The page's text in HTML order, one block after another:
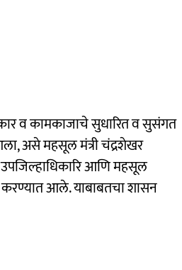
व कामकाजाचे सुधारित व सुसंगत
असे महसूल मंत्री चंद्रशेखर
उपजिल्हाधिकारि आणि महसूल
करण्यात आले. याबाबतचा शासन